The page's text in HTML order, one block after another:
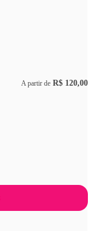
A partir de R$ 120,00